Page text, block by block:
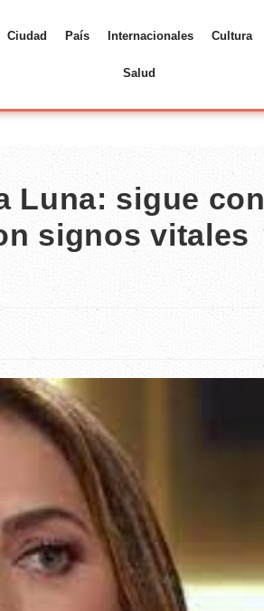
Ciudad País Internacionales Cultura
Salud
Luna: sigue con
signos vitales